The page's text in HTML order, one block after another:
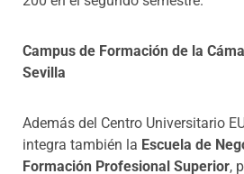
Campus de Formación de la
Sevilla
Además del Centro Universitario
integra también la Escuela de
Formación Profesional Superior,